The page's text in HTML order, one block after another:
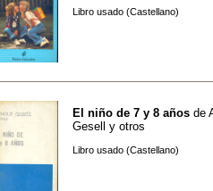
Libro usado (Castellano)
El niño de 7 y 8 años de
Gesell y otros
Libro usado (Castellano)